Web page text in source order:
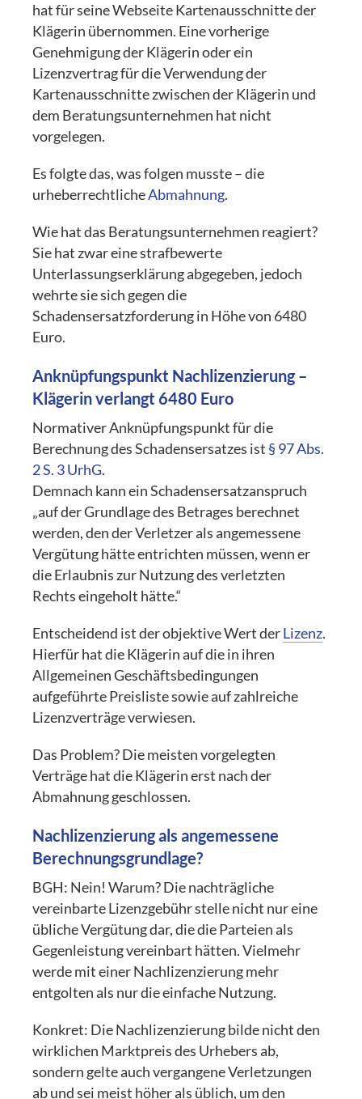
hat für seine Webseite Kartenausschnitte der
Klägerin übernommen. Eine vorherige
Genehmigung der Klägerin oder ein
Lizenzvertrag für die Verwendung der
Kartenausschnitte zwischen der Klägerin und
dem Beratungsunternehmen hat nicht
vorgelegen.
Es folgte das, was folgen musste – die
urheberrechtlicheAbmahnung.
Wie hat das Beratungsunternehmen reagiert?
Sie hat zwar eine strafbewerte
Unterlassungserklärung abgegeben, jedoch
wehrte sie sich gegen die
Schadensersatzforderung in Höhe von 6480
Euro.
Anknüpfungspunkt Nachlizenzierung –
Klägerin verlangt 6480 Euro
Normativer Anknüpfungspunkt für die
Berechnung des Schadensersatzes ist § 97 Abs.
2 S. 3 UrhG.
Demnach kann ein Schadensersatzanspruch
„auf der Grundlage des Betrages berechnet
werden, den der Verletzer als angemessene
Vergütung hätte entrichten müssen, wenn er
die Erlaubnis zur Nutzung des verletzten
Rechts eingeholt hätte.“
Entscheidend ist der objektive Wert derLizenz.
Hierfür hat die Klägerin auf die in ihren
Allgemeinen Geschäftsbedingungen
aufgeführte Preisliste sowie auf zahlreiche
Lizenzverträge verwiesen.
Das Problem? Die meisten vorgelegten
Verträge hat die Klägerin erst nach der
Abmahnung geschlossen.
Nachlizenzierung als angemessene
Berechnungsgrundlage?
BGH: Nein! Warum? Die nachträgliche
vereinbarte Lizenzgebühr stelle nicht nur eine
übliche Vergütung dar, die die Parteien als
Gegenleistung vereinbart hätten. Vielmehr
werde mit einer Nachlizenzierung mehr
entgolten als nur die einfache Nutzung.
Konkret: Die Nachlizenzierung bilde nicht den
wirklichen Marktpreis des Urhebers ab,
sondern gelte auch vergangene Verletzungen
ab und sei meist höher als üblich, um den